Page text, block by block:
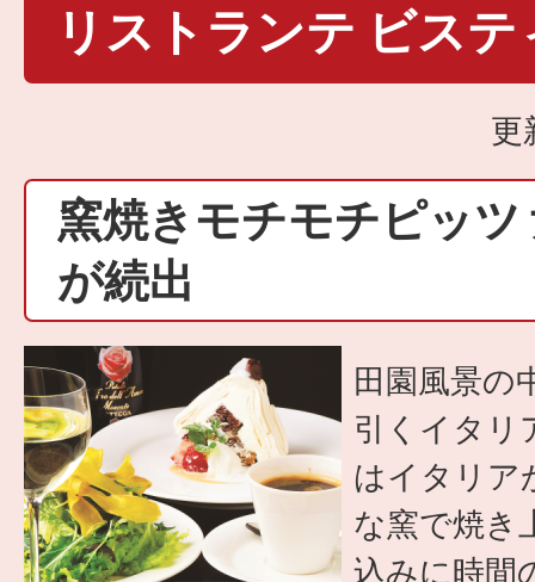
リストランテ ビステ
更
窯焼きモチモチピッ
が続出
田園風景の
引くイタリ
はイタリア
な窯で焼き
込みに時間